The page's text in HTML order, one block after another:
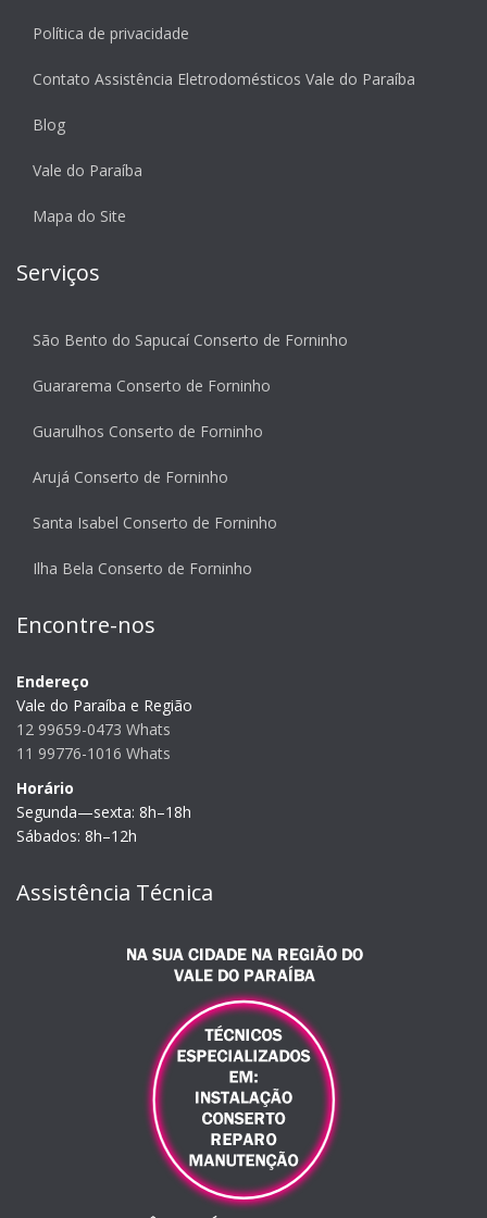
Política de privacidade
Contato Assistência Eletrodomésticos Vale do Paraíba
Blog
Vale do Paraíba
Mapa do Site
Serviços
São Bento do Sapucaí Conserto de Forninho
Guararema Conserto de Forninho
Guarulhos Conserto de Forninho
Arujá Conserto de Forninho
Santa Isabel Conserto de Forninho
Ilha Bela Conserto de Forninho
Encontre-nos
Endereço
Vale do Paraíba e Região
12 99659-0473 Whats
11 99776-1016 Whats
Horário
Segunda—sexta: 8h–18h
Sábados: 8h–12h
Assistência Técnica